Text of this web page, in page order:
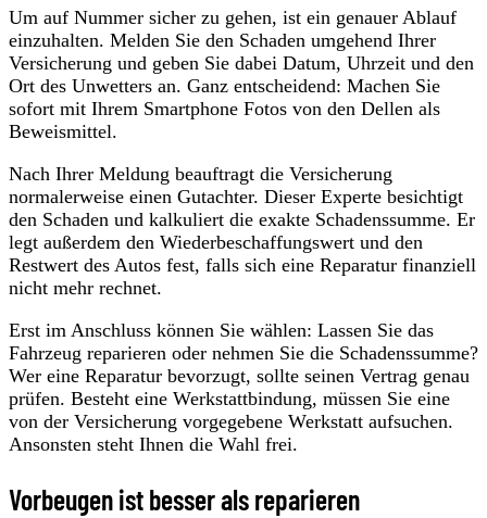
Um auf Nummer sicher zu gehen, ist ein genauer Ablauf
einzuhalten. Melden Sie den Schaden umgehend Ihrer
Versicherung und geben Sie dabei Datum, Uhrzeit und den
Ort des Unwetters an. Ganz entscheidend: Machen Sie
sofort mit Ihrem Smartphone Fotos von den Dellen als
Beweismittel.
Nach Ihrer Meldung beauftragt die Versicherung
normalerweise einen Gutachter. Dieser Experte besichtigt
den Schaden und kalkuliert die exakte Schadenssumme. Er
legt außerdem den Wiederbeschaffungswert und den
Restwert des Autos fest, falls sich eine Reparatur finanziell
nicht mehr rechnet.
Erst im Anschluss können Sie wählen: Lassen Sie das
Fahrzeug reparieren oder nehmen Sie die Schadenssumme?
Wer eine Reparatur bevorzugt, sollte seinen Vertrag genau
prüfen. Besteht eine Werkstattbindung, müssen Sie eine
von der Versicherung vorgegebene Werkstatt aufsuchen.
Ansonsten steht Ihnen die Wahl frei.
Vorbeugen ist besser als reparieren